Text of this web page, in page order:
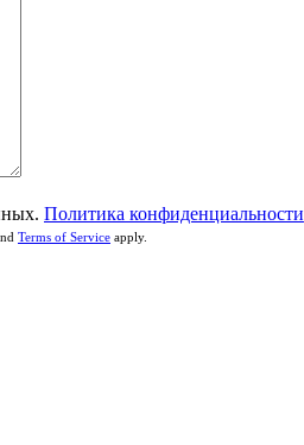
Политика конфиденциальности
Terms of Service apply.